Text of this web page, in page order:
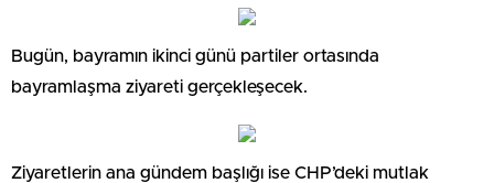
Bugün, bayramın ikinci günü partiler ortasında
bayramlaşma ziyareti gerçekleşecek.
Ziyaretlerin ana gündem başlığı ise CHP’deki mutlak